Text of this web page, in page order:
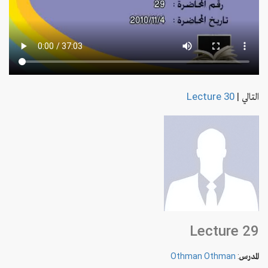
التالي |
Lecture 30
Lecture 29
المدرس:
Othman Othman